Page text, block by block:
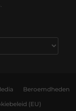
Beroemdheden
(EU)